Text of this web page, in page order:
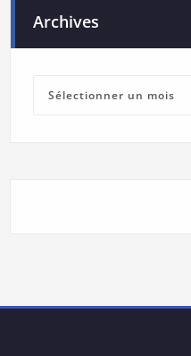
Archives